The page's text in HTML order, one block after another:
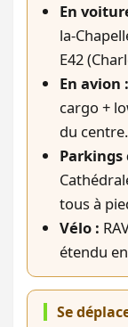
En
la-
E42
En avion :
cargo +
du centre.
tous à
Vélo :
étendu
Se